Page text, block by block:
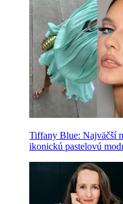
Tiffany Blue: Najväčší
ikonickú pastelovú